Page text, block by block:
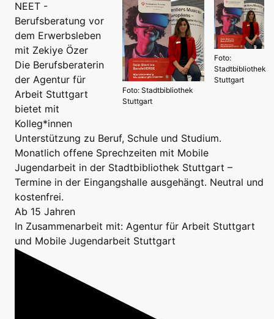
Foto:
Stadtbibliothek
Stuttgart
Foto: Stadtbibliothek
Stuttgart
NEET -
Berufsberatung vor
dem Erwerbsleben
mit Zekiye Özer
Die Berufsberaterin
der Agentur für
Arbeit Stuttgart
bietet mit
Kolleg*innen
Unterstützung zu Beruf, Schule und Studium.
Monatlich offene Sprechzeiten mit Mobile
Jugendarbeit in der Stadtbibliothek Stuttgart –
Termine in der Eingangshalle ausgehängt. Neutral und
kostenfrei.
Ab 15 Jahren
In Zusammenarbeit mit: Agentur für Arbeit Stuttgart
und Mobile Jugendarbeit Stuttgart